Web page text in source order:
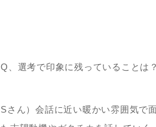
Q、選考で印象に残っていることは？
Sさん）会話に近い暖かい雰囲気で